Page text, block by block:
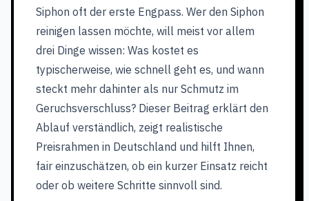
Siphon oft der erste Engpass. Wer den Siphon
reinigen lassen möchte, will meist vor allem
drei Dinge wissen: Was kostet es
typischerweise, wie schnell geht es, und wann
steckt mehr dahinter als nur Schmutz im
Geruchsverschluss? Dieser Beitrag erklärt den
Ablauf verständlich, zeigt realistische
Preisrahmen in Deutschland und hilft Ihnen,
fair einzuschätzen, ob ein kurzer Einsatz reicht
oder ob weitere Schritte sinnvoll sind.